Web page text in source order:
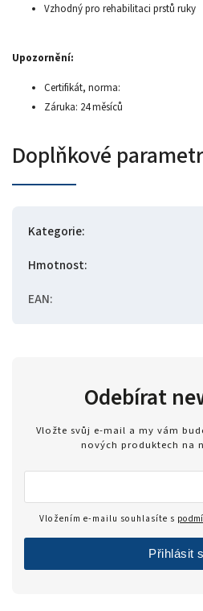
Vzhodný pro rehabilitaci prstů ruky
Upozornění:
Certifikát, norma:
Záruka: 24 měsíců
Doplňkové
Kategorie:
Hmotnost:
EAN:
Odebírat
Vložte svůj e-mail a my vám
nových produktech na
Vložením e-mailu souhlasíte s
Přihlásit